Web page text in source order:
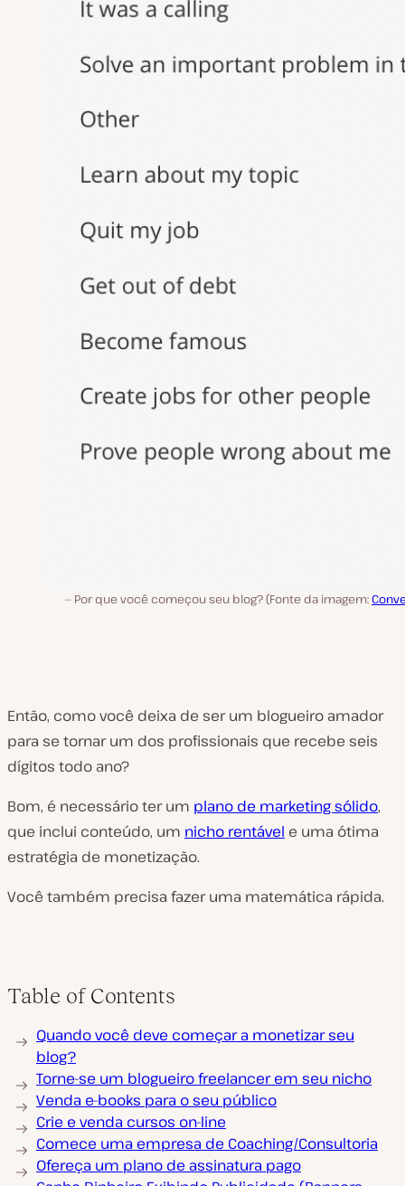
Por que você começou seu blog? (Fonte da imagem:
Então, como você deixa de ser um blogueiro amador
para se tornar um dos profissionais que recebe seis
dígitos todo ano?
Bom, é necessário ter um plano de marketing sólido,
que inclui conteúdo, um nicho rentável e uma ótima
estratégia de monetização.
Você também precisa fazer uma matemática rápida.
Table of Contents
Quando você deve começar a monetizar seu
blog?
Torne-se um blogueiro freelancer em seu nicho
Venda e-books para o seu público
Crie e venda cursos on-line
Comece uma empresa de Coaching/Consultoria
Ofereça um plano de assinatura pago